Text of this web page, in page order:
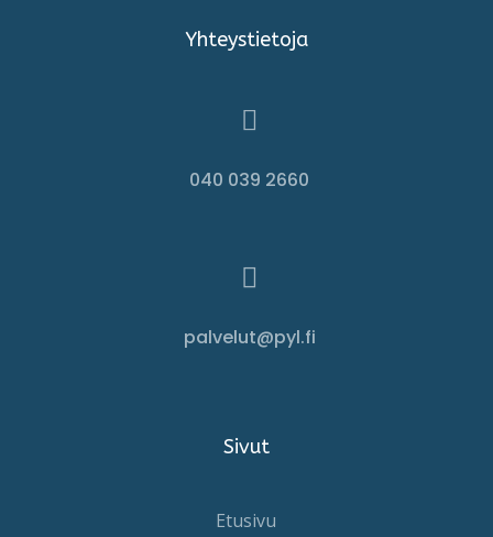
Yhteystietoja

040 039 2660

palvelut@pyl.fi
Sivut
Etusivu